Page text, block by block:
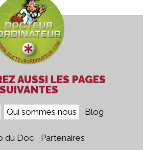
AUSSI LES PAGES
SUIVANTES
Qui sommes nous Blog
du Doc Partenaires